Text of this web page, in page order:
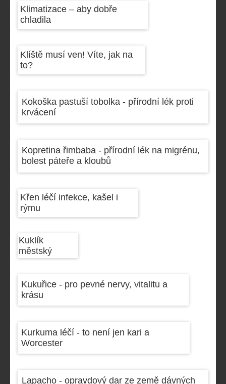
Klimatizace – aby dobře
chladila
Klíště musí ven! Víte, jak na
to?
Kokoška pastuší tobolka - přírodní lék proti
krvácení
Kopretina řimbaba - přírodní lék na migrénu,
bolest páteře a kloubů
Křen léčí infekce, kašel i
rýmu
Kuklík
městský
Kukuřice - pro pevné nervy, vitalitu a
krásu
Kurkuma léčí - to není jen kari a
Worcester
Lapacho - opravdový dar ze země dávných